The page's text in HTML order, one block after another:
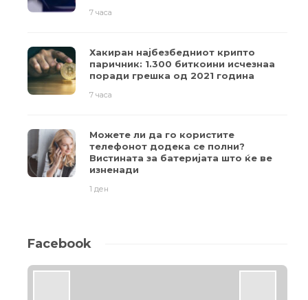
7 часа
Хакиран најбезбедниот крипто
паричник: 1.300 биткоини исчезнаа
поради грешка од 2021 година
7 часа
Можете ли да го користите
телефонот додека се полни?
Вистината за батеријата што ќе ве
изненади
1 ден
Facebook